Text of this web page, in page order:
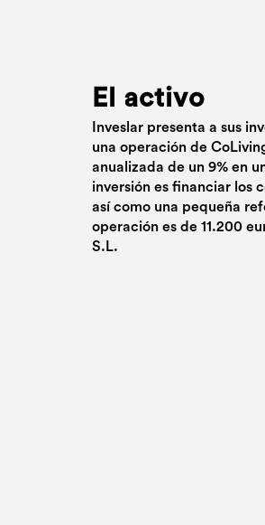
El activo
Inveslar presenta a sus
una operación de
anualizada de un 9% en
inversión es financiar los
así como una pequeña
operación es de 11.200
S.L.